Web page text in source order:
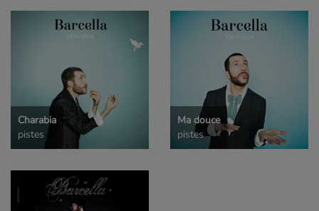
Charabia
pistes
Ma douce
pistes